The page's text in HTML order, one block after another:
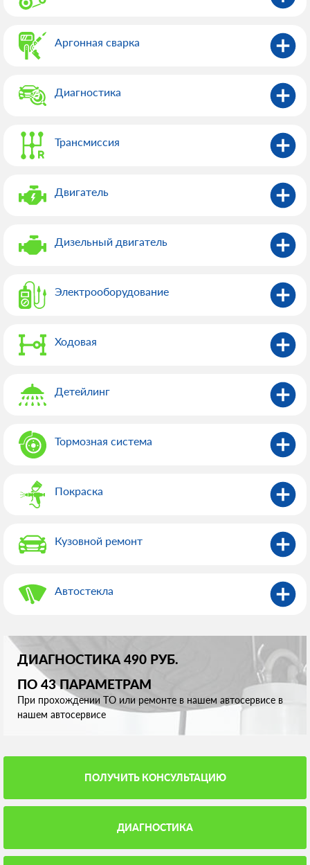
Аргонная сварка
Диагностика
Трансмиссия
Двигатель
Дизельный двигатель
Электрооборудованиe
Ходовая
Детейлинг
Тормозная система
Покраска
Кузовной ремонт
Автостекла
ДИАГНОСТИКА 490 РУБ.
ПО 43 ПАРАМЕТРАМ
При прохождении ТО или ремонте в нашем автосервисе в
нашем автосервисе
ПОЛУЧИТЬ КОНСУЛЬТАЦИЮ
ДИАГНОСТИКА